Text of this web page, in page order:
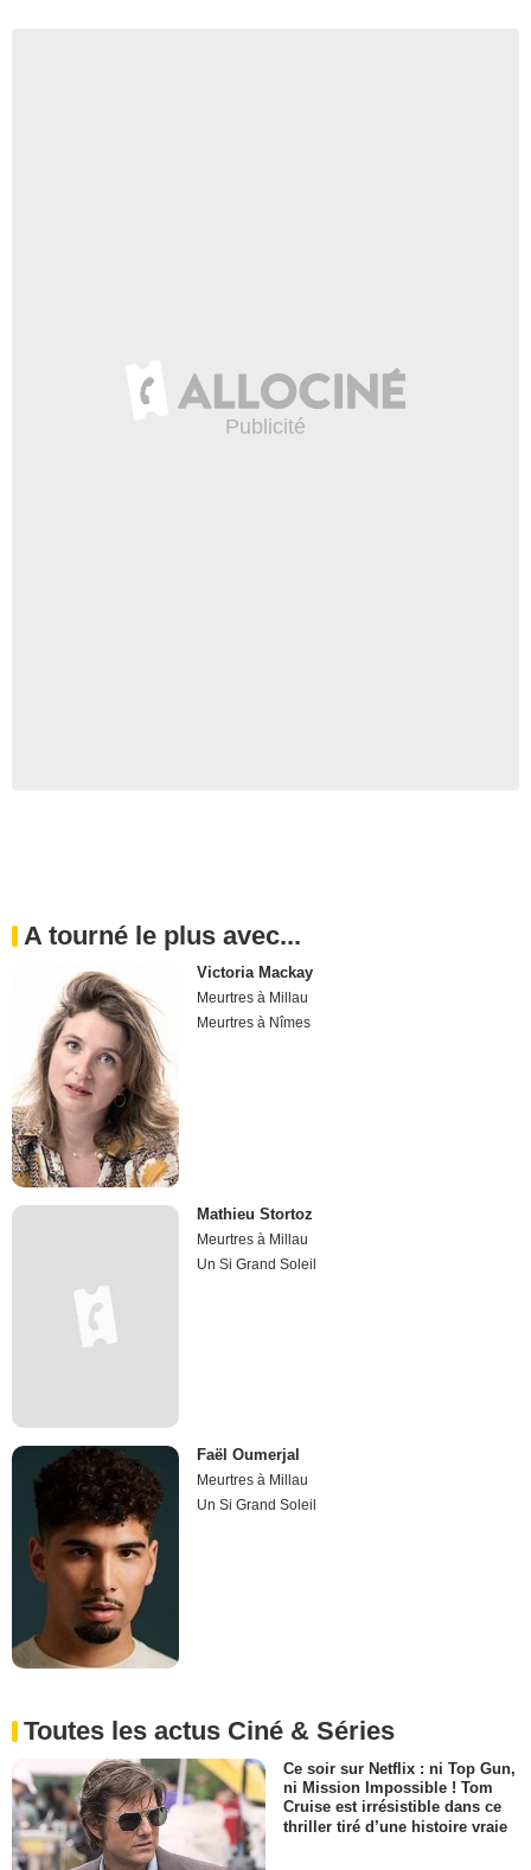
A tourné le plus avec...
Victoria Mackay
Meurtres à Millau
Meurtres à Nîmes
Mathieu Stortoz
Meurtres à Millau
Un Si Grand Soleil
Faël Oumerjal
Meurtres à Millau
Un Si Grand Soleil
Toutes les actus Ciné & Séries
Ce soir sur Netflix : ni Top Gun,
ni Mission Impossible ! Tom
Cruise est irrésistible dans ce
thriller tiré d’une histoire vraie